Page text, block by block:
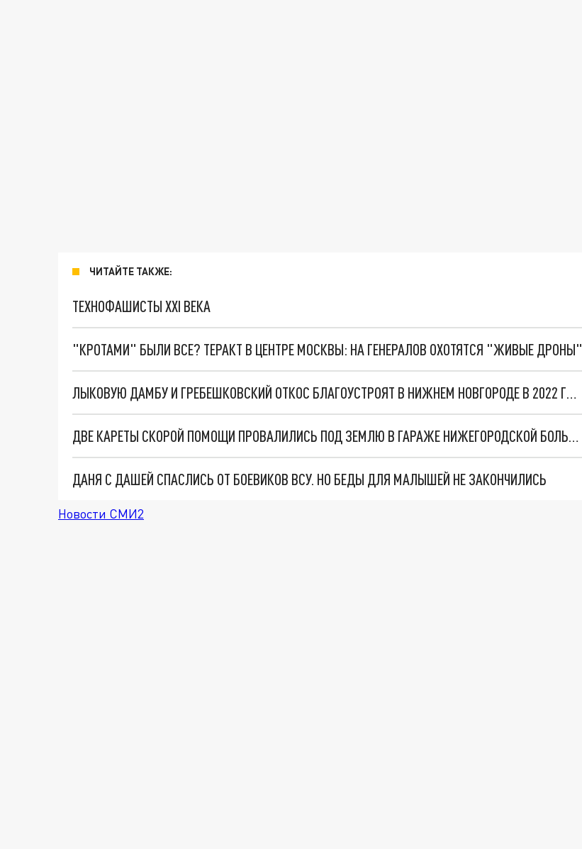
ЧИТАЙТЕ ТАКЖЕ:
ТЕХНОФАШИСТЫ XXI ВЕКА
"КРОТАМИ" БЫЛИ ВСЕ? ТЕРАКТ В ЦЕНТРЕ МОСКВЫ: НА ГЕНЕРАЛОВ ОХОТЯТСЯ "ЖИВЫЕ ДРОНЫ"
ЛЫКОВУЮ ДАМБУ И ГРЕБЕШКОВСКИЙ ОТКОС БЛАГОУСТРОЯТ В НИЖНЕМ НОВГОРОДЕ В 2022 ГОДУ
ДВЕ КАРЕТЫ СКОРОЙ ПОМОЩИ ПРОВАЛИЛИСЬ ПОД ЗЕМЛЮ В ГАРАЖЕ НИЖЕГОРОДСКОЙ БОЛЬНИЦЫ
ДАНЯ С ДАШЕЙ СПАСЛИСЬ ОТ БОЕВИКОВ ВСУ. НО БЕДЫ ДЛЯ МАЛЫШЕЙ НЕ ЗАКОНЧИЛИСЬ
Новости СМИ2